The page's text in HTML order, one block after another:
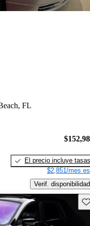
FL
El precio incluye tasas
$2,851/mes
Verif. disponibilidad